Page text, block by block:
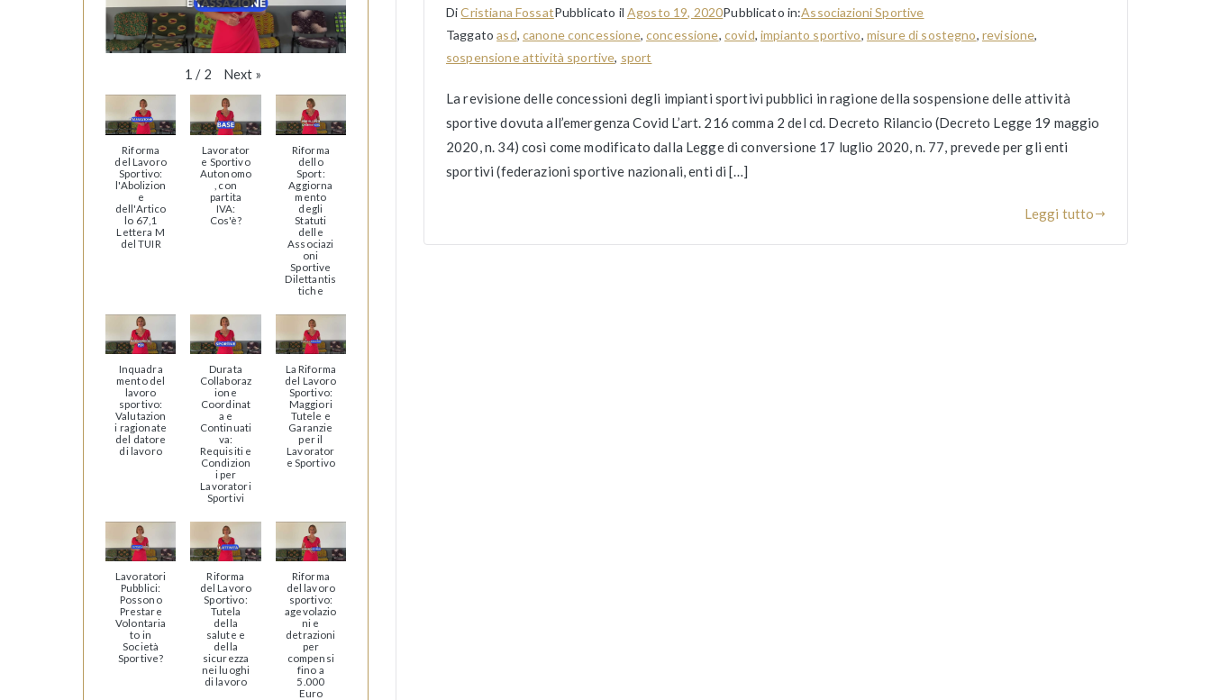
DiCristiana FossatPubblicato il Agosto 19, 2020Pubblicato in:Associazioni Sportive
Taggatoasd, canone concessione, concessione, covid,impianto sportivo, misure di sostegno, revisione,
sospensione attività sportive, sport
La revisione delle concessioni degli impianti sportivi pubblici in ragione della sospensione delle attività
sportive dovuta all’emergenza Covid L’art. 216 comma 2 del cd. Decreto Rilancio (Decreto Legge 19 maggio
2020, n. 34) così come modificato dalla Legge di conversione 17 luglio 2020, n. 77, prevede per gli enti
sportivi (federazioni sportive nazionali, enti di […]
Leggi tutto
1 / 2 Next »
Riforma
del Lavoro
Sportivo:
l'Abolizion
e
dell'Artico
lo 67,1
Lettera M
del TUIR
Lavorator
e Sportivo
Autonomo
, con
partita
IVA:
Cos'è?
Riforma
dello
Sport:
Aggiorna
mento
degli
Statuti
delle
Associazi
oni
Sportive
Dilettantis
tiche
Inquadra
mento del
lavoro
sportivo:
Valutazion
i ragionate
del datore
di lavoro
Durata
Collaboraz
ione
Coordinat
a e
Continuati
va:
Requisiti e
Condizion
i per
Lavoratori
Sportivi
La Riforma
del Lavoro
Sportivo:
Maggiori
Tutele e
Garanzie
per il
Lavorator
e Sportivo
Lavoratori
Pubblici:
Possono
Prestare
Volontaria
to in
Società
Sportive?
Riforma
del Lavoro
Sportivo:
Tutela
della
salute e
della
sicurezza
nei luoghi
di lavoro
Riforma
del lavoro
sportivo:
agevolazio
ni e
detrazioni
per
compensi
fino a
5.000
Euro